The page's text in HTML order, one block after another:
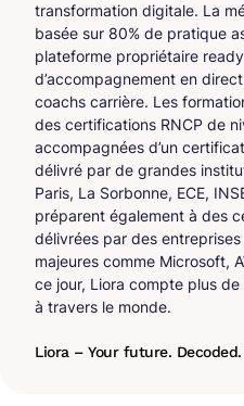
transformation digitale. La
basée sur 80% de pratique
plateforme propriétaire
d’accompagnement en
coachs carrière. Les
des certifications RNCP de
accompagnées d’un
délivré par de grandes
Paris, La Sorbonne, ECE,
préparent également à des
délivrées par des
majeures comme Microsoft,
ce jour, Liora compte plus
à travers le monde.
Liora – Your future. Decoded.